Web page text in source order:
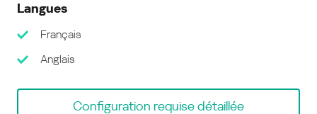
Langues
Français
Anglais
Configuration requise détaillée